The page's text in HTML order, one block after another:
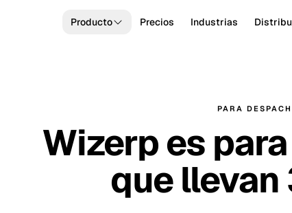
Producto Precios Industrias
PARA
Wizerp es
que